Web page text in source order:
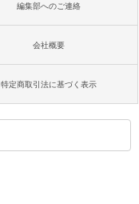
編集部へのご連絡
会社概要
特定商取引法に基づく表示